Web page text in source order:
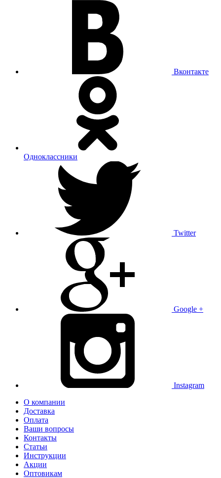
Вконтакте
Одноклассники
Twitter
Google +
Instagram
О компании
Доставка
Оплата
Ваши вопросы
Контакты
Статьи
Инструкции
Акции
Оптовикам